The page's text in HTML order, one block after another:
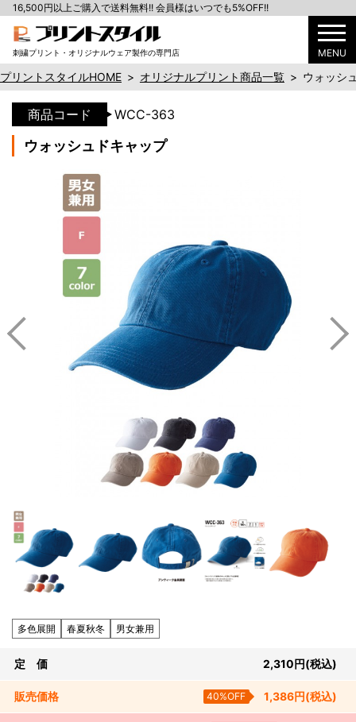
刺繍プリント・オリジナルウェア製作の専門店 MENU
16,500円以上ご購入で送料無料!! 会員様はいつでも5%OFF!!
プリントスタイルHOME > オリジナルプリント商品一覧 > ウォッシ
商品コード WCC-363
ウォッシュドキャップ
多色展開 春夏秋冬 男女兼用
定 価 2,310 円(税込)
販売価格 40%OFF 1,386円(税込)